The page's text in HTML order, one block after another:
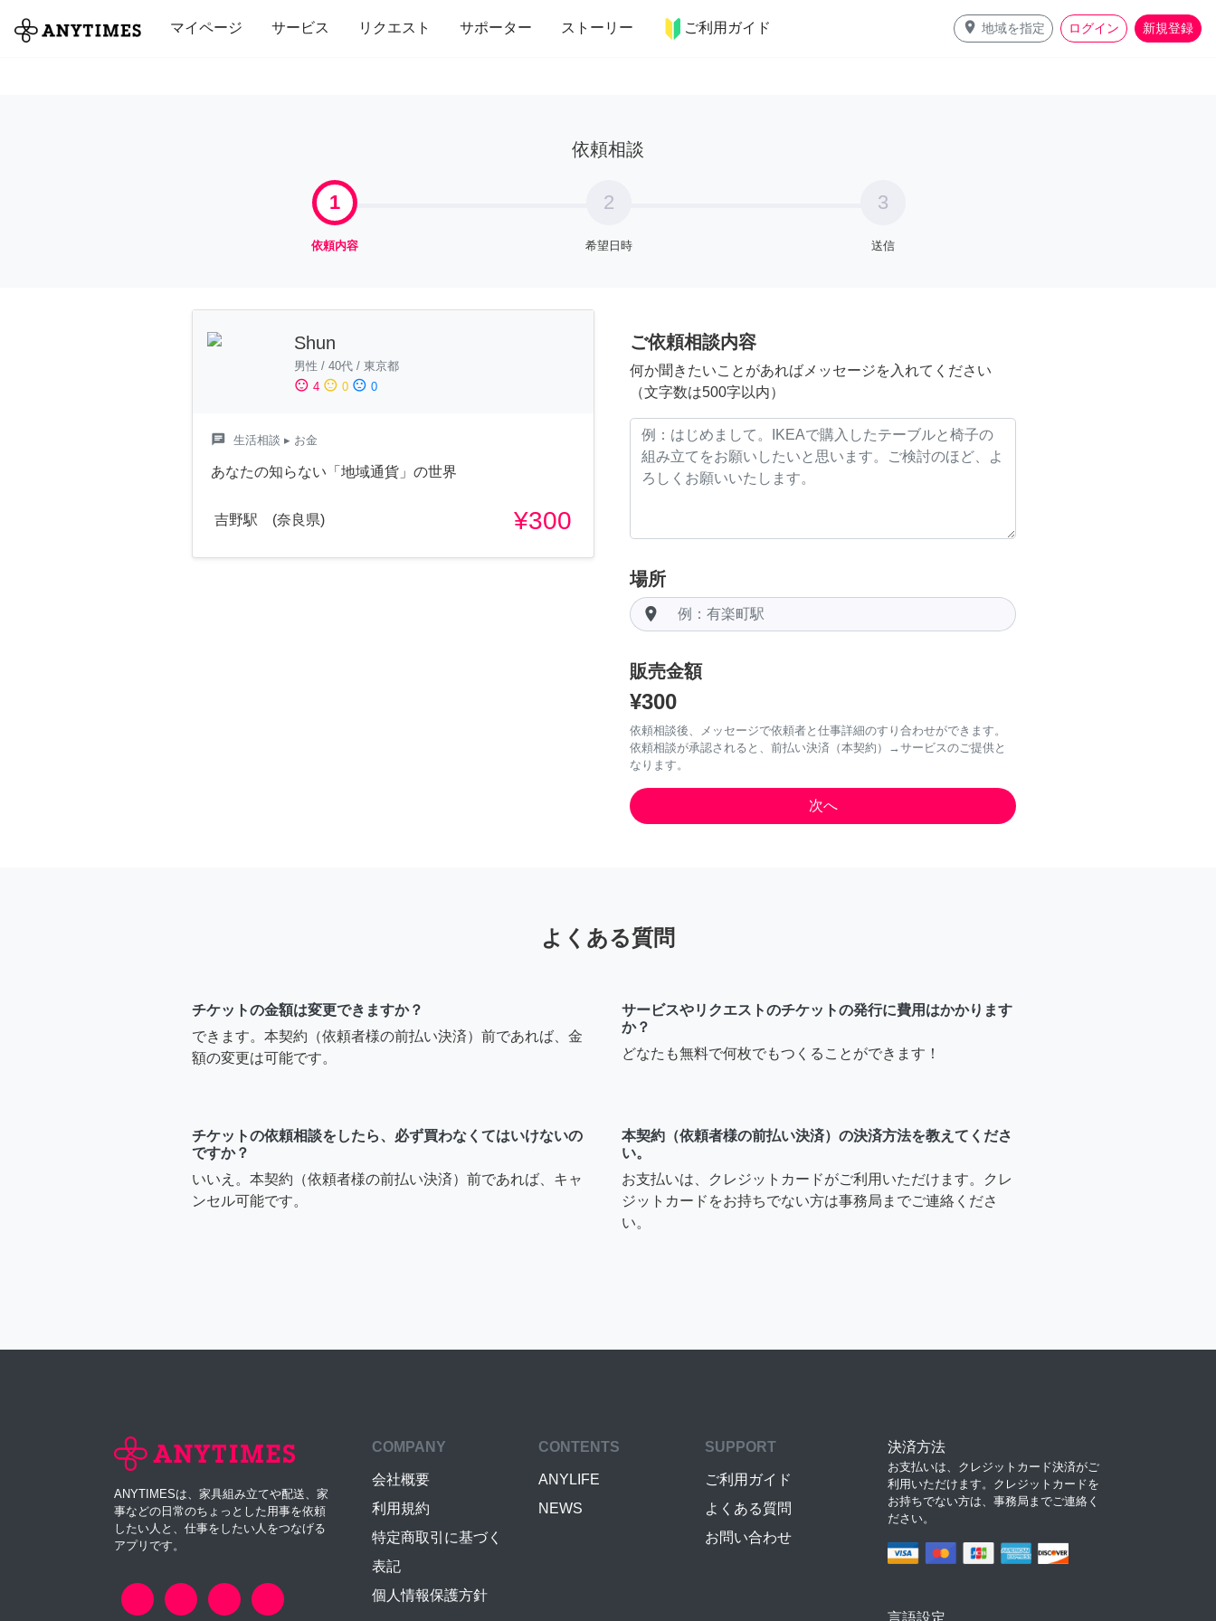
マイページ サービス リクエスト サポーター ストーリー ご利用ガイド place 地域を指定 ログイン 新規登録
全て 修理・組立 家事 引っ越し インテリア 趣味・習い事 ペット 料理
依頼相談
1
依頼内容
2
希望日時
3
送信
Shun
男性 / 40代 / 東京都
sentiment_satisfied 4 sentiment_neutral 0 sentiment_dissatisfied 0
chat 生活相談 ▸ お金
あなたの知らない「地域通貨」の世界
吉野駅 (奈良県) ¥300
ご依頼相談内容
何か聞きたいことがあればメッセージを入れてください
（文字数は500字以内）
場所
room
販売金額
¥300
依頼相談後、メッセージで依頼者と仕事詳細のすり合わせができます。
依頼相談が承認されると、前払い決済（本契約）→サービスのご提供と
なります。
よくある質問
チケットの金額は変更できますか？
できます。本契約（依頼者様の前払い決済）前であれば、金
額の変更は可能です。
サービスやリクエストのチケットの発行に費用はかかります
か？
どなたも無料で何枚でもつくることができます！
チケットの依頼相談をしたら、必ず買わなくてはいけないの
ですか？
いいえ。本契約（依頼者様の前払い決済）前であれば、キャ
ンセル可能です。
本契約（依頼者様の前払い決済）の決済方法を教えてくださ
い。
お支払いは、クレジットカードがご利用いただけます。クレ
ジットカードをお持ちでない方は事務局までご連絡くださ
い。
ANYTIMESは、家具組み立てや配送、家
事などの日常のちょっとした用事を依頼
したい人と、仕事をしたい人をつなげる
アプリです。
COMPANY
会社概要
利用規約
特定商取引に基づく
表記
個人情報保護方針
CONTENTS
ANYLIFE
NEWS
SUPPORT
ご利用ガイド
よくある質問
お問い合わせ
決済方法
お支払いは、クレジットカード決済がご
利用いただけます。クレジットカードを
お持ちでない方は、事務局までご連絡く
ださい。
言語設定